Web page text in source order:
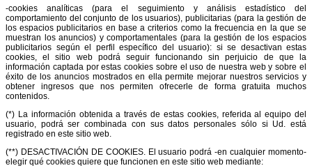
-cookies analíticas (para el seguimiento y análisis estadístico del
comportamiento del conjunto de los usuarios), publicitarias (para la gestión de
los espacios publicitarios en base a criterios como la frecuencia en la que se
muestran los anuncios) y comportamentales (para la gestión de los espacios
publicitarios según el perfil específico del usuario): si se desactivan estas
cookies, el sitio web podrá seguir funcionando sin perjuicio de que la
información captada por estas cookies sobre el uso de nuestra web y sobre el
éxito de los anuncios mostrados en ella permite mejorar nuestros servicios y
obtener ingresos que nos permiten ofrecerle de forma gratuita muchos
contenidos.
(*) La información obtenida a través de estas cookies, referida al equipo del
usuario, podrá ser combinada con sus datos personales sólo si Ud. está
registrado en este sitio web.
(**) DESACTIVACIÓN DE COOKIES. El usuario podrá -en cualquier momento-
elegir qué cookies quiere que funcionen en este sitio web mediante: